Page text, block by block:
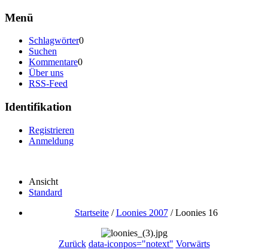
Menü
Schlagwörter0
Suchen
Kommentare0
Über uns
RSS-Feed
Identifikation
Registrieren
Anmeldung
Ansicht
Standard
Startseite/Loonies 2007/Loonies 16
Zurück data-iconpos="notext" Vorwärts